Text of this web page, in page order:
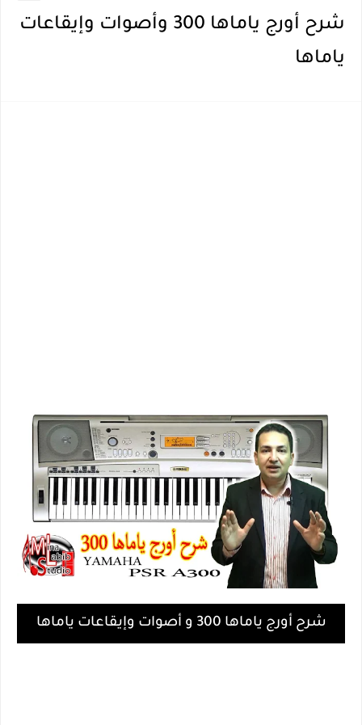
شرح أورج ياماها 300 وأصوات وإيقاعات
ياماها
شرح أورج ياماها 300 و أصوات وإيقاعات ياماها